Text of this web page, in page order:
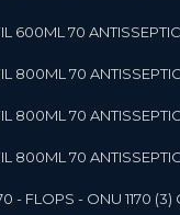
600ML 70
800ML 70
800ML 70
800ML 70
- FLOPS - ONU 1170 (3)